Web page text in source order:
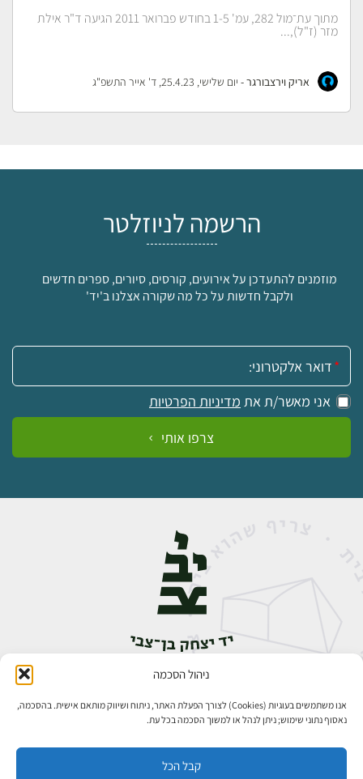
ניהול הסכמה
אנו משתמשים בעוגיות (Cookies) לצורך הפעלת האתר, ניתוח ושיווק מותאם אישית. בהסכמה,
נאסוף נתוני שימוש; ניתן לנהל או למשוך הסכמה בכל עת.
קבל הכל
מתוך עת־מול 282, עמ' 1-5 בחודש פברואר 2011 הגיעה ד"ר אילת
מזר (ז"ל),...
אריק וירצבורגר - יום שלישי, 25.4.23, ד' אייר התשפ"ג
הרשמה לניוזלטר
מוזמנים להתעדכן על אירועים, קורסים, סיורים, ספרים חדשים
ולקבל חדשות על כל מה שקורה אצלנו ב'יד'
אימייל:
אני מאשר/ת את מדיניות הפרטיות
צרפו אותי
אבן גבירול 14, רחביה, ירושלים